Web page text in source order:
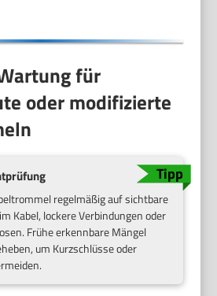
für
oder modifizierte
regelmäßig auf sichtbare
Kabel, lockere Verbindungen oder
Frühe erkennbare Mängel
um Kurzschlüsse oder